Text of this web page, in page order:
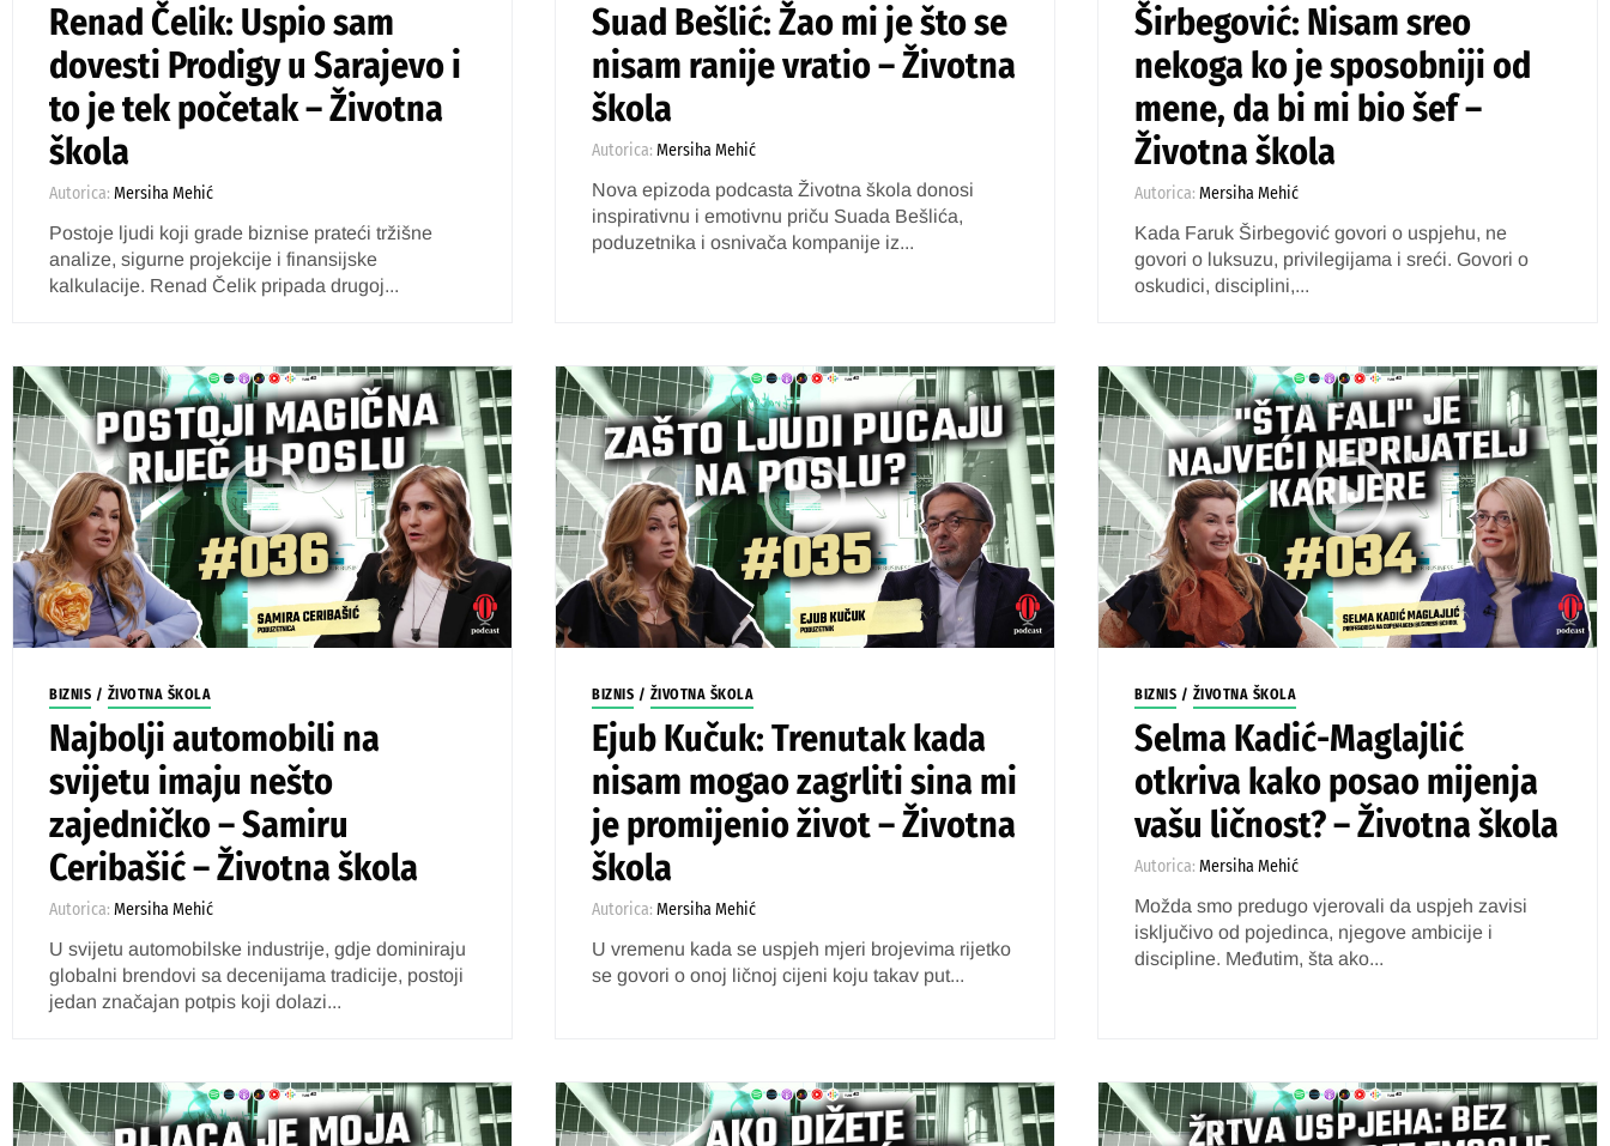
Renad Čelik: Uspio sam
dovesti Prodigy u Sarajevo i
to je tek početak – Životna
škola
Autorica: Mersiha Mehić
Postoje ljudi koji grade biznise prateći tržišne
analize, sigurne projekcije i finansijske
kalkulacije. Renad Čelik pripada drugoj...
Suad Bešlić: Žao mi je što se
nisam ranije vratio – Životna
škola
Autorica: Mersiha Mehić
Nova epizoda podcasta Životna škola donosi
inspirativnu i emotivnu priču Suada Bešlića,
poduzetnika i osnivača kompanije iz...
Širbegović: Nisam sreo
nekoga ko je sposobniji od
mene, da bi mi bio šef –
Životna škola
Autorica: Mersiha Mehić
Kada Faruk Širbegović govori o uspjehu, ne
govori o luksuzu, privilegijama i sreći. Govori o
oskudici, disciplini,...
BIZNIS / ŽIVOTNA ŠKOLA
Najbolji automobili na
svijetu imaju nešto
zajedničko – Samiru
Ceribašić – Životna škola
Autorica: Mersiha Mehić
U svijetu automobilske industrije, gdje dominiraju
globalni brendovi sa decenijama tradicije, postoji
jedan značajan potpis koji dolazi...
BIZNIS / ŽIVOTNA ŠKOLA
Ejub Kučuk: Trenutak kada
nisam mogao zagrliti sina mi
je promijenio život – Životna
škola
Autorica: Mersiha Mehić
U vremenu kada se uspjeh mjeri brojevima rijetko
se govori o onoj ličnoj cijeni koju takav put...
BIZNIS / ŽIVOTNA ŠKOLA
Selma Kadić-Maglajlić
otkriva kako posao mijenja
vašu ličnost? – Životna škola
Autorica: Mersiha Mehić
Možda smo predugo vjerovali da uspjeh zavisi
isključivo od pojedinca, njegove ambicije i
discipline. Međutim, šta ako...